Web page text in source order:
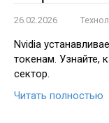
26.02.2026
Nvidia
токенам. Узнайте,
сектор.
Читать полностью